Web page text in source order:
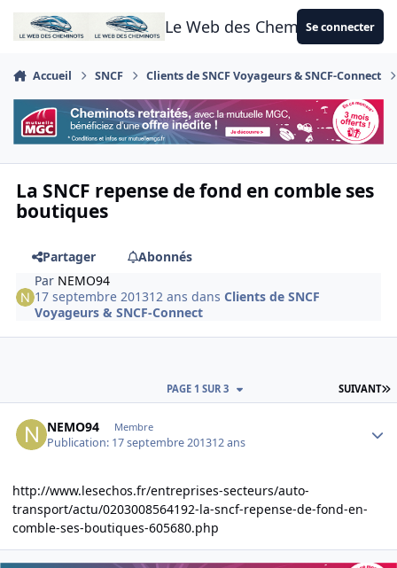
Aller au contenu
Le Web des CheminotsSe connecter
Accueil SNCF Clients de SNCF Voyageurs & SNCF-Connect
La SNCF repense de fond en comble ses
boutiques
Partager
Abonnés
Par NEMO94
17 septembre 201312 ans dansClients de SNCF
Voyageurs & SNCF-Connect
SUIVANT
PAGE 1 SUR 3
NEMO94 Membre
Publication: 17 septembre 201312 ans
http://www.lesechos.fr/entreprises-secteurs/auto-
transport/actu/0203008564192-la-sncf-repense-de-fond-en-
comble-ses-boutiques-605680.php